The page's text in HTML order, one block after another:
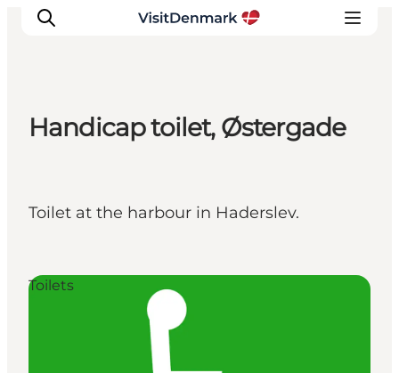
Quoi faire
Handicap toilet, Østergade
Toilet at the harbour in Haderslev.
Toilets